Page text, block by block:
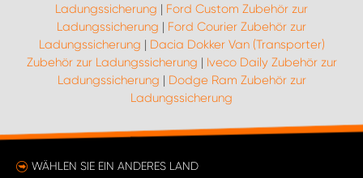
Ladungssicherung | Ford Custom Zubehör zur
Ladungssicherung | Ford Courier Zubehör zur
Ladungssicherung | Dacia Dokker Van (Transporter)
Zubehör zur Ladungssicherung | Iveco Daily Zubehör zur
Ladungssicherung | Dodge Ram Zubehör zur
Ladungssicherung
WÄHLEN SIE EIN ANDERES LAND